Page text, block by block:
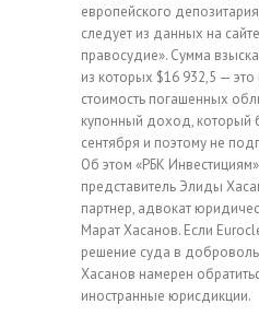
европейского
следует из данных на
правосудие». Сумма
из которых $16 932,5 —
стоимость погашенных
купонный доход, который
сентября и поэтому не
Об этом «РБК
представитель Элиды
партнер, адвокат
Марат Хасанов. Если
решение суда в
Хасанов намерен
иностранные юрисдикции.